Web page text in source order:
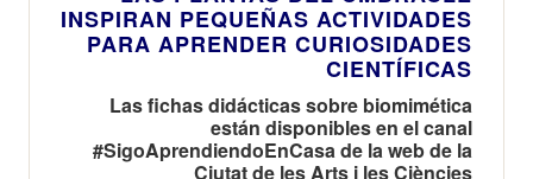
INSPIRAN PEQUEÑAS ACTIVIDADES
PARA APRENDER CURIOSIDADES
CIENTÍFICAS
Las fichas didácticas sobre biomimética
están disponibles en el canal
#SigoAprendiendoEnCasa de la web de la
Ciutat de les Arts i les Ciències